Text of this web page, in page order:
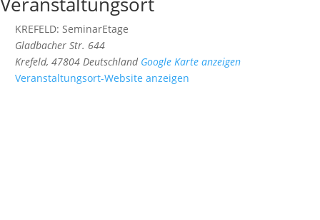
KREFELD: SeminarEtage
Gladbacher Str. 644
Krefeld, 47804 Deutschland Google Karte anzeigen
Veranstaltungsort-Website anzeigen